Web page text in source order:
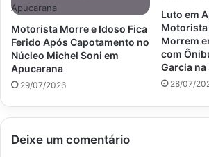
Motorista Morre e Idoso Fica
Ferido Após Capotamento no
Núcleo Michel Soni em
Apucarana
29/07/2026
Luto em
Motorista
Morrem
com
Garcia
28/07/
Deixe um comentário